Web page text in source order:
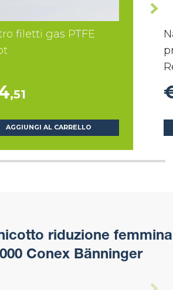
filetti gas PTFE
,51
AGGIUNGI AL CARRELLO
riduzione femmina
Conex Bänninger